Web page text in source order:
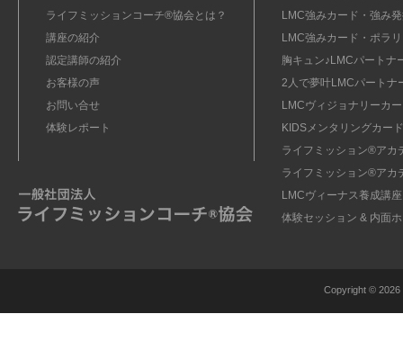
ライフミッションコーチ®協会とは？
講座の紹介
認定講師の紹介
お客様の声
お問い合せ
体験レポート
LMC強みカード・強み
LMC強みカード・ポラ
胸キュン♪LMCパートナ
2人で夢叶LMCパートナ
LMCヴィジョナリーカ
KIDSメンタリングカー
ライフミッション®︎アカ
ライフミッション®︎アカ
LMCヴィーナス養成講座
体験セッション & 内面
Copyright © 2026